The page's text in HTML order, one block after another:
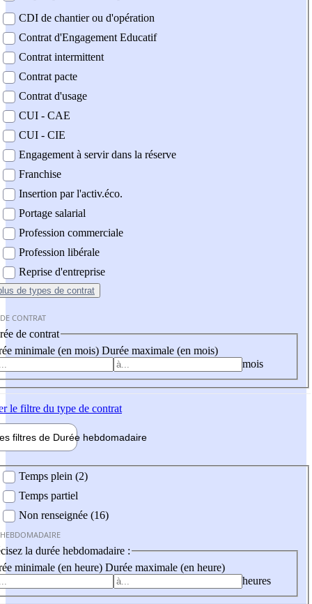
CDI de chantier ou d'opération
Contrat d'Engagement Educatif
Contrat intermittent
Contrat pacte
Contrat d'usage
CUI - CAE
CUI - CIE
Engagement à servir dans la réserve
Franchise
Insertion par l'activ.éco.
Portage salarial
Profession commerciale
Profession libérale
Reprise d'entreprise
de types de contrat
CONTRAT
de contrat
minimale (en mois) Durée maximale (en mois)
mois
le filtre du type de contrat
filtres de Durée hebdomadaire
Temps plein (2)
Temps partiel
Non renseignée (16)
la durée hebdomadaire :
minimale (en heure) Durée maximale (en heure)
heures